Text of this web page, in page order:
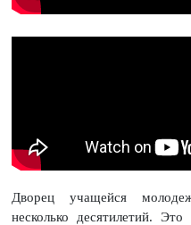
Дворец учащейся
несколько десятилетий.